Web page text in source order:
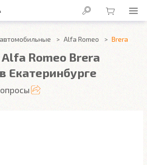
Alfa Romeo Brera
Romeo Brera
Екатеринбурге